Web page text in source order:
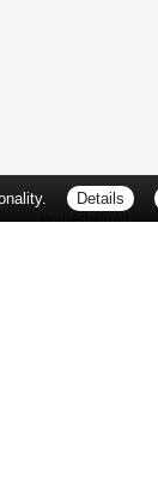
Vorbestellung
Details